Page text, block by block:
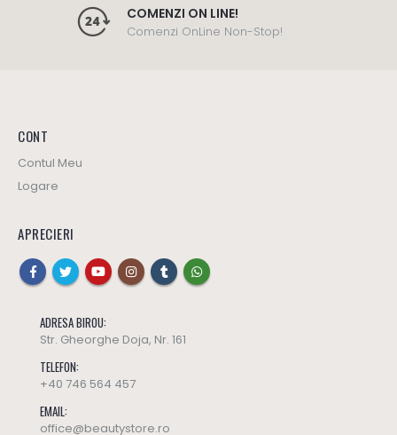
COMENZI ON LINE!
Comenzi OnLine Non-Stop!
CONT
Contul Meu
Logare
APRECIERI
ADRESA BIROU:
Str. Gheorghe Doja, Nr. 161
TELEFON:
+40 746 564 457
EMAIL:
office@beautystore.ro